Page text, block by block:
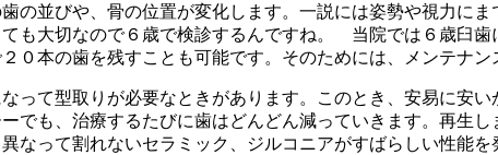
の並びや、骨の位置が変化します。一説には姿勢や視力
も大切なので６歳で検診するんですね。 当院では６歳臼
０本の歯を残すことも可能です。そのためには、メンテナン
って型取りが必要なときがあります。このとき、安易に
でも、治療するたびに歯はどんどん減っていきます。再生
なって割れないセラミック、ジルコニアがすばらしい性能